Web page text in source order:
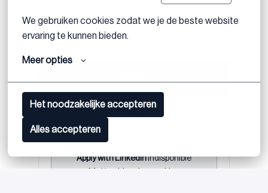
We gebruiken cookies zodat we je de beste website
ervaring te kunnen bieden.
Meer opties
Het noodzakelijke accepteren
Alles accepteren
notions d’une seconde langue étrangère.
Apply with Linkedinindisponible